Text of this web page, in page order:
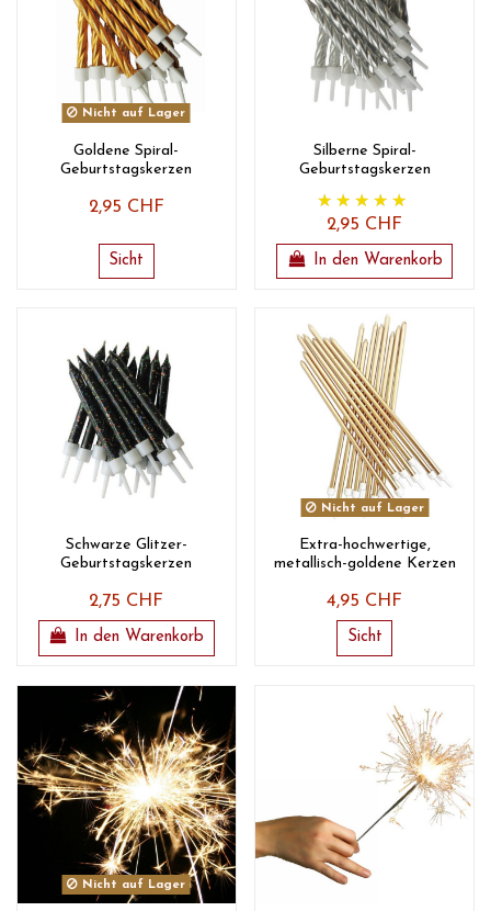
Nicht auf Lager
Goldene Spiral-
Geburtstagskerzen
2,95 CHF
Sicht
Silberne Spiral-
Geburtstagskerzen
2,95 CHF
In den Warenkorb
Schwarze Glitzer-
Geburtstagskerzen
2,75 CHF
In den Warenkorb
Nicht auf Lager
Extra-hochwertige,
metallisch-goldene Kerzen
4,95 CHF
Sicht
Nicht auf Lager